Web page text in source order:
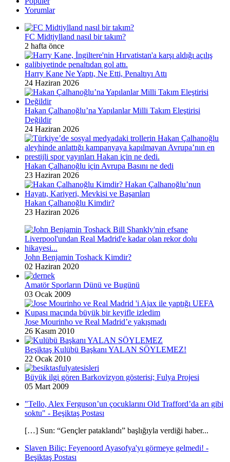
Yorumlar
FC Midtjylland nasıl bir takım?
2 hafta önce
Harry Kane Ne Yaptı, Ne Etti, Penaltıyı Attı
24 Haziran 2026
Hakan Çalhanoğlu’na Yapılanlar Milli Takım Eleştirisi
Değildir
24 Haziran 2026
Hakan Çalhanoğlu için Avrupa Basını ne dedi
23 Haziran 2026
Hakan Çalhanoğlu Kimdir?
23 Haziran 2026
John Benjamin Toshack Kimdir?
02 Haziran 2020
Amatör Sporların Dünü ve Bugünü
03 Ocak 2009
Jose Mourinho ve Real Madrid’e yakışmadı
26 Kasım 2010
Beşiktaş Kulübü Başkanı YALAN SÖYLEMEZ!
22 Ocak 2010
Büyük ilgi gören Barkovizyon gösterisi; Fulya Projesi
05 Mart 2009
"Tello, Alex Ferguson’un çocuklarını Old Trafford’da arı gibi
soktu" - Beşiktaş Postası
[…] Sun: “Gençler pataklandı” başlığıyla verdiği haber...
Slaven Biliç: Feyenoord Ayasofya'yı görmeye gelmedi! -
Beşiktaş Postası